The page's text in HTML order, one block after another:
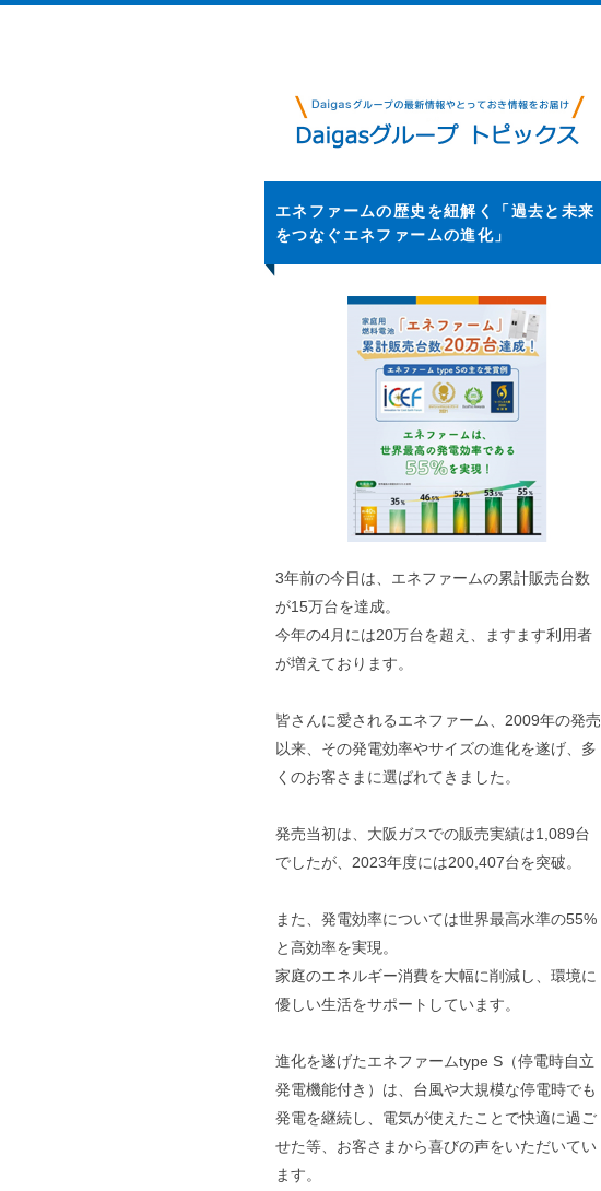
エネファームの歴史を紐解く「過去と未来
をつなぐエネファームの進化」
3年前の今日は、エネファームの累計販売台数
が15万台を達成。
今年の4月には20万台を超え、ますます利用者
が増えております。
皆さんに愛されるエネファーム、2009年の発売
以来、その発電効率やサイズの進化を遂げ、多
くのお客さまに選ばれてきました。
発売当初は、大阪ガスでの販売実績は1,089台
でしたが、2023年度には200,407台を突破。
また、発電効率については世界最高水準の55%
と高効率を実現。
家庭のエネルギー消費を大幅に削減し、環境に
優しい生活をサポートしています。
進化を遂げたエネファームtype S（停電時自立
発電機能付き）は、台風や大規模な停電時でも
発電を継続し、電気が使えたことで快適に過ご
せた等、お客さまから喜びの声をいただいてい
ます。